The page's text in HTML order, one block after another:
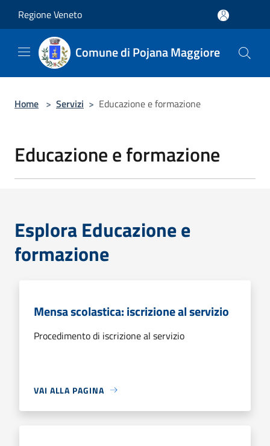
Regione Veneto
Comune di Pojana Maggiore
Home > Servizi > Educazione e formazione
Educazione e formazione
Esplora Educazione e
formazione
Mensa scolastica: iscrizione al servizio
Procedimento di iscrizione al servizio
VAI ALLA PAGINA